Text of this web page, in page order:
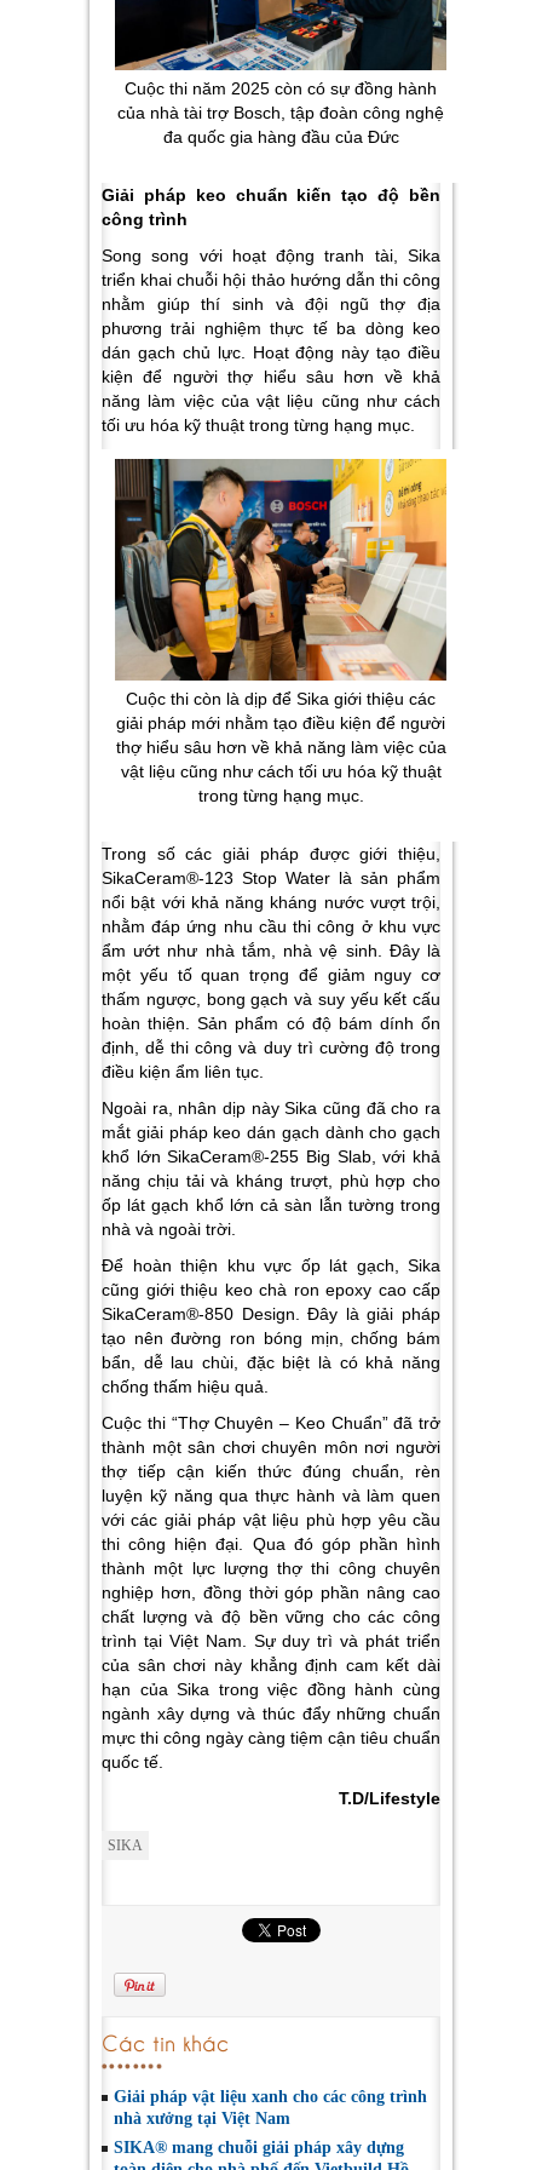
Cuộc thi năm 2025 còn có sự đồng hành
của nhà tài trợ Bosch, tập đoàn công nghệ
đa quốc gia hàng đầu của Đức
Giải pháp keo chuẩn kiến tạo độ bền
công trình
Song song với hoạt động tranh tài, Sika
triển khai chuỗi hội thảo hướng dẫn thi công
nhằm giúp thí sinh và đội ngũ thợ địa
phương trải nghiệm thực tế ba dòng keo
dán gạch chủ lực. Hoạt động này tạo điều
kiện để người thợ hiểu sâu hơn về khả
năng làm việc của vật liệu cũng như cách
tối ưu hóa kỹ thuật trong từng hạng mục.
Cuộc thi còn là dịp để Sika giới thiệu các
giải pháp mới nhằm tạo điều kiện để người
thợ hiểu sâu hơn về khả năng làm việc của
vật liệu cũng như cách tối ưu hóa kỹ thuật
trong từng hạng mục.
Trong số các giải pháp được giới thiệu,
SikaCeram®-123 Stop Water là sản phẩm
nổi bật với khả năng kháng nước vượt trội,
nhằm đáp ứng nhu cầu thi công ở khu vực
ẩm ướt như nhà tắm, nhà vệ sinh. Đây là
một yếu tố quan trọng để giảm nguy cơ
thấm ngược, bong gạch và suy yếu kết cấu
hoàn thiện. Sản phẩm có độ bám dính ổn
định, dễ thi công và duy trì cường độ trong
điều kiện ẩm liên tục.
Ngoài ra, nhân dịp này Sika cũng đã cho ra
mắt giải pháp keo dán gạch dành cho gạch
khổ lớn SikaCeram®-255 Big Slab, với khả
năng chịu tải và kháng trượt, phù hợp cho
ốp lát gạch khổ lớn cả sàn lẫn tường trong
nhà và ngoài trời.
Để hoàn thiện khu vực ốp lát gạch, Sika
cũng giới thiệu keo chà ron epoxy cao cấp
SikaCeram®-850 Design. Đây là giải pháp
tạo nên đường ron bóng mịn, chống bám
bẩn, dễ lau chùi, đặc biệt là có khả năng
chống thấm hiệu quả.
Cuộc thi “Thợ Chuyên – Keo Chuẩn” đã trở
thành một sân chơi chuyên môn nơi người
thợ tiếp cận kiến thức đúng chuẩn, rèn
luyện kỹ năng qua thực hành và làm quen
với các giải pháp vật liệu phù hợp yêu cầu
thi công hiện đại. Qua đó góp phần hình
thành một lực lượng thợ thi công chuyên
nghiệp hơn, đồng thời góp phần nâng cao
chất lượng và độ bền vững cho các công
trình tại Việt Nam. Sự duy trì và phát triển
của sân chơi này khẳng định cam kết dài
hạn của Sika trong việc đồng hành cùng
ngành xây dựng và thúc đẩy những chuẩn
mực thi công ngày càng tiệm cận tiêu chuẩn
quốc tế.
T.D/Lifestyle
SIKA
Các tin khác
Giải pháp vật liệu xanh cho các công trình
nhà xưởng tại Việt Nam
SIKA® mang chuỗi giải pháp xây dựng